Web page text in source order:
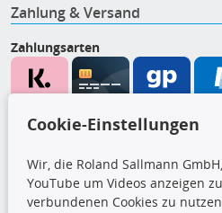
Zahlung & Versand
Zahlungsarten
CARAT Gruppe
Cookie-Einstellungen
Wir, die Roland Sallmann
YouTube um Videos anzeigen
verbundenen Cookies zu